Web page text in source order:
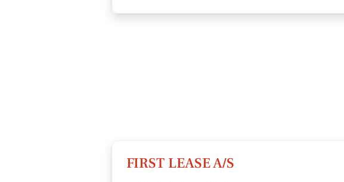
FIRST LEASE A/S